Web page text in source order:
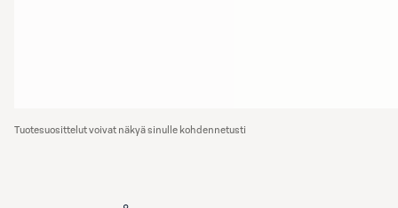
Tuotesuosittelut voivat näkyä sinulle kohdennetusti